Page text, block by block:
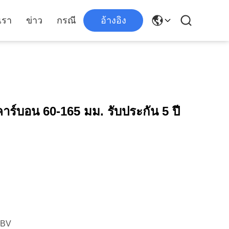
า ข่าว กรณี อ้างอิง
ร์บอน 60-165 มม. รับประกัน 5 ปี